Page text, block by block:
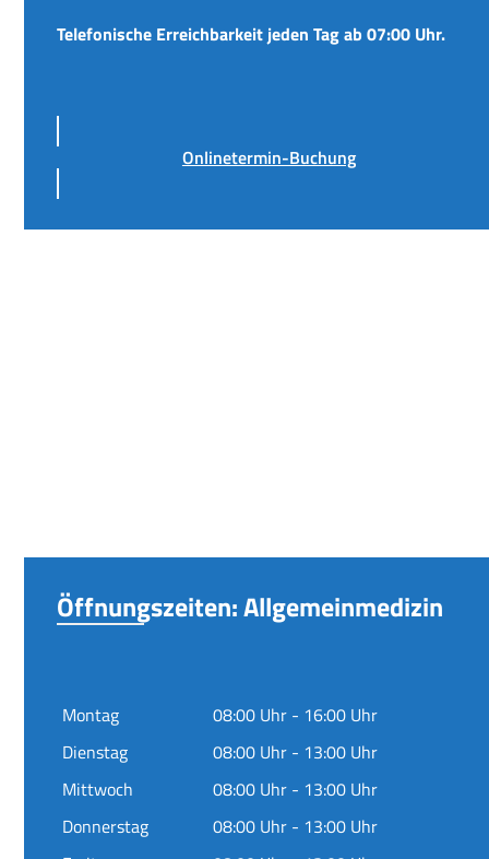
Telefonische Erreichbarkeit jeden Tag ab 07:00 Uhr.
Onlinetermin-Buchung
Öffnungszeiten: Allgemeinmedizin
Montag
08:00 Uhr - 16:00 Uhr
Dienstag
08:00 Uhr - 13:00 Uhr
Mittwoch
08:00 Uhr - 13:00 Uhr
Donnerstag
08:00 Uhr - 13:00 Uhr